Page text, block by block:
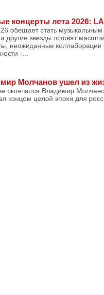
концерты лета 2026:
обещает стать
другие звезды готовят
неожиданные коллаборации
-...
Молчанов ушел из
скончался Владимир
концом целой эпохи для